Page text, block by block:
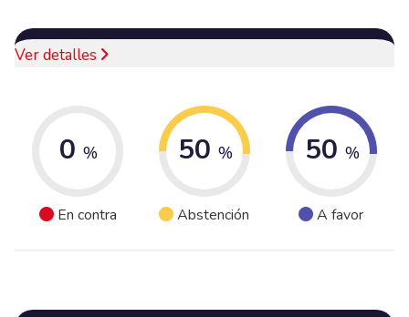
Ver detalles
0 %
En contra
50 %
Abstención
50 %
A favor